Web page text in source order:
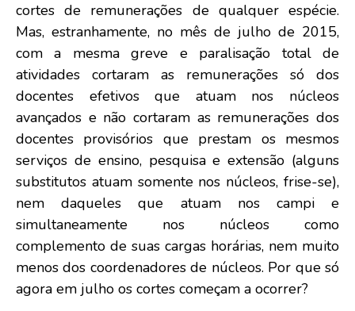
cortes de remunerações de qualquer espécie.
Mas, estranhamente, no mês de julho de 2015,
com a mesma greve e paralisação total de
atividades cortaram as remunerações só dos
docentes efetivos que atuam nos núcleos
avançados e não cortaram as remunerações dos
docentes provisórios que prestam os mesmos
serviços de ensino, pesquisa e extensão (alguns
substitutos atuam somente nos núcleos, frise-se),
nem daqueles que atuam nos campi e
simultaneamente nos núcleos como
complemento de suas cargas horárias, nem muito
menos dos coordenadores de núcleos. Por que só
agora em julho os cortes começam a ocorrer?